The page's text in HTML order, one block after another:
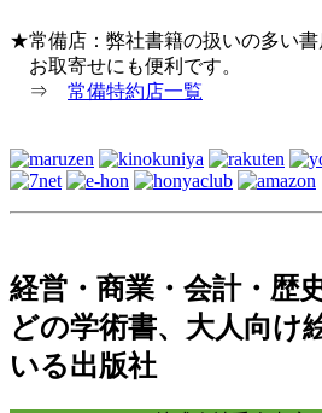
★常備店：弊社書籍の扱いの多い書
お取寄せにも便利です。
⇒ 常備特約店一覧
経営・商業・会計・歴
どの学術書、大人向け
いる出版社